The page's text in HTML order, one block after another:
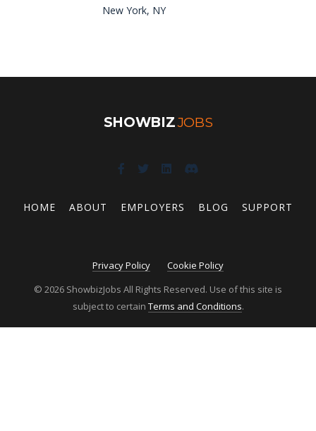
New York, NY
SHOWBIZJOBS
HOME ABOUT EMPLOYERS BLOG SUPPORT
Privacy Policy
Cookie Policy
© 2026 ShowbizJobs All Rights Reserved. Use of this site is
subject to certain Terms and Conditions.